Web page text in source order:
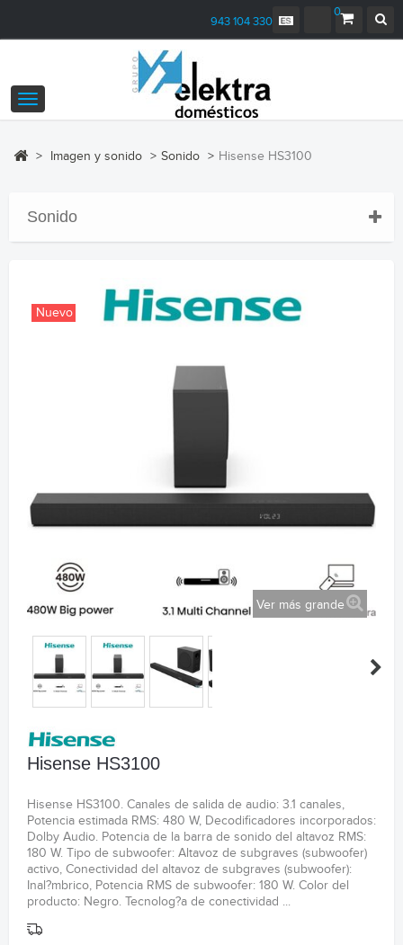
0
943 104 330
Navegación
Toggle
> Imagen y sonido > Sonido > Hisense HS3100
Sonido
Nuevo
Ver más grande
Hisense HS3100
Hisense HS3100. Canales de salida de audio: 3.1 canales,
Potencia estimada RMS: 480 W, Decodificadores incorporados:
Dolby Audio. Potencia de la barra de sonido del altavoz RMS:
180 W. Tipo de subwoofer: Altavoz de subgraves (subwoofer)
activo, Conectividad del altavoz de subgraves (subwoofer):
Inal?mbrico, Potencia RMS de subwoofer: 180 W. Color del
producto: Negro. Tecnolog?a de conectividad ...